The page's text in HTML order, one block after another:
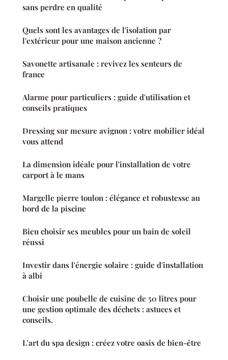
sans perdre en qualité
Quels sont les avantages de l'isolation par
l'extérieur pour une maison ancienne ?
Savonette artisanale : revivez les senteurs de
france
Alarme pour particuliers : guide d'utilisation et
conseils pratiques
Dressing sur mesure avignon : votre mobilier idéal
vous attend
La dimension idéale pour l'installation de votre
carport à le mans
Margelle pierre toulon : élégance et robustesse au
bord de la piscine
Bien choisir ses meubles pour un bain de soleil
réussi
Investir dans l'énergie solaire : guide d'installation
à albi
Choisir une poubelle de cuisine de 50 litres pour
une gestion optimale des déchets : astuces et
conseils.
L'art du spa design : créez votre oasis de bien-être